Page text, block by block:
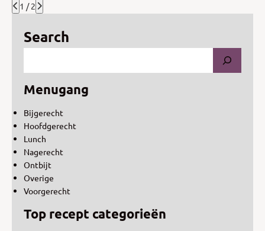
1 / 2
Search
Menugang
Bijgerecht
Hoofdgerecht
Lunch
Nagerecht
Ontbijt
Overige
Voorgerecht
Top recept categorieën